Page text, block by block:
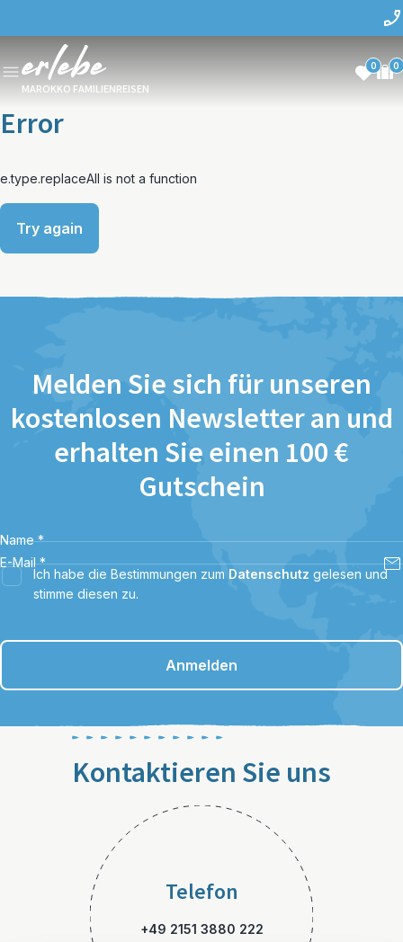
MAROKKO FAMILIENREISEN
0 0
Error
e.type.replaceAll is not a function
Try again
Melden Sie sich für unseren
kostenlosen Newsletter an und
erhalten Sie einen 100 €
Gutschein
Name *
E-Mail *
Ich habe die Bestimmungen zum Datenschutz gelesen und
stimme diesen zu.
Anmelden
Kontaktieren Sie uns
Telefon
+49 2151 3880 222